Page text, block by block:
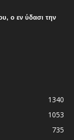
ο εν ύδασι την
1340
1053
735